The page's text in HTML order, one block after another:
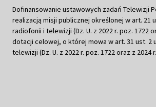
Dofinansowanie ustawowych zadań Telewizji
realizacją misji publicznej określonej w art. 21
radiofonii i telewizji (Dz. U. z 2022 r. poz. 1722
dotacji celowej, o której mowa w art. 31 ust. 2
telewizji (Dz. U. z 2022 r. poz. 1722 oraz z 2024